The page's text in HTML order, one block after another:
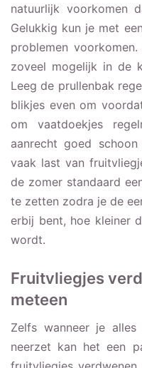
natuurlijk voorkomen
Gelukkig kun je met
problemen
zoveel mogelijk in de
Leeg de prullenbak
blikjes even om
om vaatdoekjes
aanrecht goed
vaak last van
de zomer standaard
te zetten zodra je de
erbij bent, hoe kleiner
wordt.
Fruitvliegjes
meteen
Zelfs wanneer je
neerzet kan het een